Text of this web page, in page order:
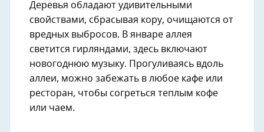
Деревья обладают удивительными
свойствами, сбрасывая кору, очищаются от
вредных выбросов. В январе аллея
светится гирляндами, здесь включают
новогоднюю музыку. Прогуливаясь вдоль
аллеи, можно забежать в любое кафе или
ресторан, чтобы согреться теплым кофе
или чаем.